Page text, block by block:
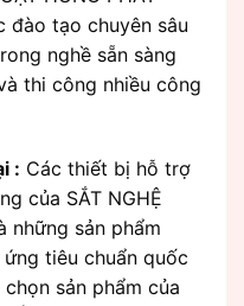
đào tạo chuyên sâu
nghề sẵn sàng
thi công nhiều công
: Các thiết bị hỗ trợ
của SẮT NGHỆ
những sản phẩm
tiêu chuẩn quốc
sản phẩm của